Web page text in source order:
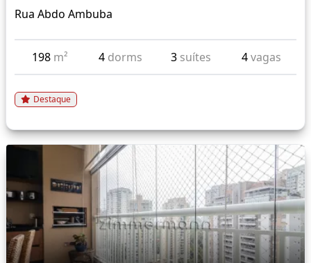
Rua Abdo Ambuba
198 m² 4 dorms 3 suítes 4vagas
Destaque